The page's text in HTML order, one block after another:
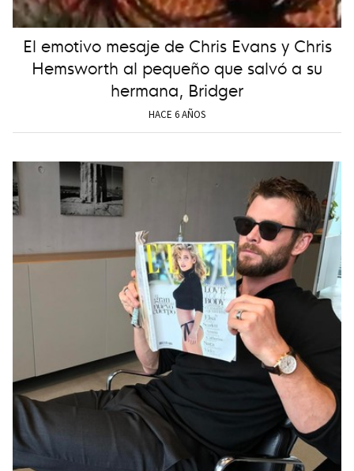
El emotivo mesaje de Chris Evans y Chris
Hemsworth al pequeño que salvó a su
hermana, Bridger
HACE 6 AÑOS